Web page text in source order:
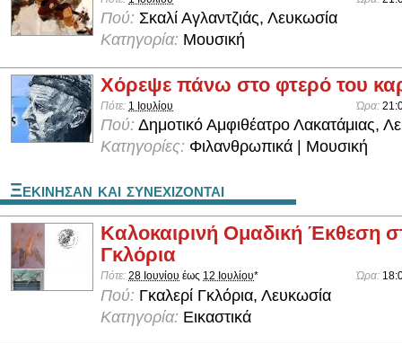
Πού: Σκαλί Αγλαντζιάς, Λευκωσία
Κατηγορία: Μουσική
Χόρεψε πάνω στο φτερό του
Πότε: 1 Ιουλίου Ώρα:
Πού: Δημοτικό Αμφιθέατρο Λακατάμιας,
Κατηγορίες: Φιλανθρωπικά | Μουσική
Ξεκινησαν και συνεχιζονται
Καλοκαιρινή Ομαδική Έκθεση
Γκλόρια
Πότε: 28 Ιουνίου έως 12 Ιουλίου* Ώρα:
Πού: Γκαλερί Γκλόρια, Λευκωσία
Κατηγορία: Εικαστικά